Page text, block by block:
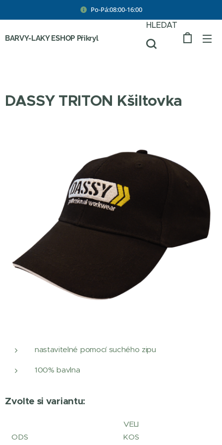
Po-Pá:08:00-16:00
BARVY-LAKY ESHOP Přikryl
HLEDAT
DASSY TRITON Kšiltovka
nastavitelné pomocí suchého zipu
100% bavlna
Zvolte si variantu:
ODS
VELI
KOS